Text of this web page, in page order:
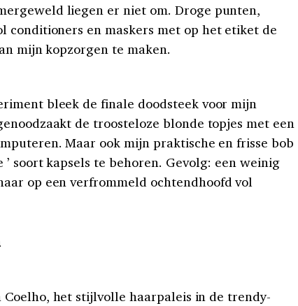
liegen er niet om. Droge punten,
conditioners en maskers met op het etiket de
mijn kopzorgen te maken.
bleek de finale doodsteek voor mijn
de troosteloze blonde topjes met een
Maar ook mijn praktische en frisse bob
soort kapsels te behoren. Gevolg: een weinig
op een verfrommeld ochtendhoofd vol
het stijlvolle haarpaleis in de trendy-